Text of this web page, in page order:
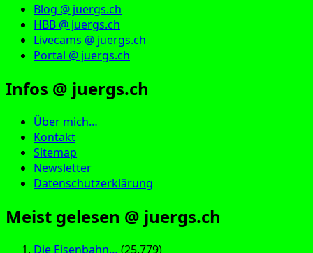
Blog @ juergs.ch
HBB @ juergs.ch
Livecams @ juergs.ch
Portal @ juergs.ch
Infos @ juergs.ch
Über mich…
Kontakt
Sitemap
Newsletter
Datenschutzerklärung
Meist gelesen @ juergs.ch
Die Eisenbahn… (25.779)